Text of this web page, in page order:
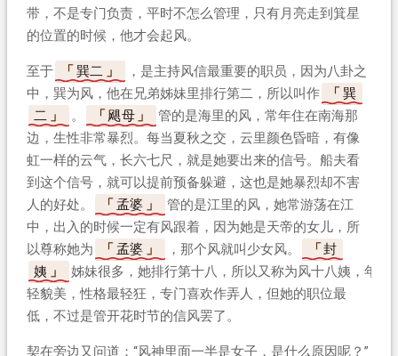
带，不是专门负责，平时不怎么管理，只有月亮走到箕星
的位置的时候，他才会起风。
至于 巽二
，是主持风信最重要的职员，因为八卦之
中，巽为风，他在兄弟姊妹里排行第二，所以叫作
巽
二
。 飓母
管的是海里的风，常年住在南海那
边，生性非常暴烈。每当夏秋之交，云里颜色昏暗，有像
虹一样的云气，长六七尺，就是她要出来的信号。船夫看
到这个信号，就可以提前预备躲避，这也是她暴烈却不害
人的好处。
孟婆
管的是江里的风，她常游荡在江
中，出入的时候一定有风跟着，因为她是天帝的女儿，所
以尊称她为
孟婆 ，那个风就叫少女风。
封
姨
姊妹很多，她排行第十八，所以又称为风十八姨，年
轻貌美，性格最轻狂，专门喜欢作弄人，但她的职位最
低，不过是管开花时节的信风罢了。
契在旁边又问道：“风神里面一半是女子，是什么原因呢？”